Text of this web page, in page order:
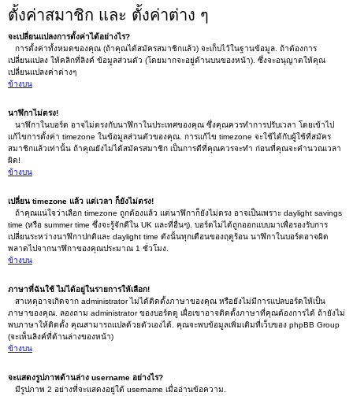
ตั้งค่าสมาชิก และ ตั้งค่าต่าง ๆ
จะเปลี่ยนแปลงการตั้งค่าได้อย่างไร?
การตั้งค่าทั้งหมดของคุณ (ถ้าคุณได้สมัครสมาชิกแล้ว) จะเก็บไว้ในฐานข้อมูล. ถ้าต้องการ
เปลี่ยนแปลง ให้คลิกที่ลิงค์ ข้อมูลส่วนตัว (โดยมากจะอยู่ด้านบนของหน้า). ซึ่งจะอนุญาตให้คุณ
เปลี่ยนแปลงค่าต่างๆ
ข้างบน
นาฬิกาไม่ตรง!
นาฬิกาในบอร์ด อาจไม่ตรงกับนาฬิกาในประเทศของคุณ ซึ่งคุณควรทำการปรับเวลา โดยเข้าไป
แก้ไขการตั้งค่า timezone ในข้อมูลส่วนตัวของคุณ. การแก้ไข timezone จะใช้ได้กับผู้ใช้ที่สมัคร
สมาชิกแล้วเท่านั้น ถ้าคุณยังไม่ได้สมัครสมาชิก เป็นการดีที่คุณควรจะทำ ก่อนที่คุณจะคำนวณเวลา
ผิด!
ข้างบน
เปลี่ยน timezone แล้ว แต่เวลา ก็ยังไม่ตรง!
ถ้าคุณแน่ใจว่าเลือก timezone ถูกต้องแล้ว แต่นาฬิกาก็ยังไม่ตรง อาจเป็นเพราะ daylight savings
time (หรือ summer time ซึ่งจะรู้จักดีใน UK และที่อื่นๆ). บอร์ดไม่ได้ถูกออกแบบมาเพื่อรองรับการ
เปลี่ยนระหว่างนาฬิกาปกติและ daylight time ดังนั้นทุกเดือนของฤดูร้อน นาฬิกาในบอร์ดอาจผิด
พลาดไปจากนาฬิกาของคุณประมาณ 1 ชั่วโมง.
ข้างบน
ภาษาที่ฉันใช้ ไม่ได้อยู่ในรายการให้เลือก!
สาเหตุอาจเกิดจาก administrator ไม่ได้ติดตั้งภาษาของคุณ หรือยังไม่มีการแปลบอร์ดให้เป็น
ภาษาของคุณ. ลองถาม administrator ของบอร์ดดู เผื่อเขาอาจติดตั้งภาษาที่คุณต้องการได้ ถ้ายังไม่
พบภาษาให้ติดตั้ง คุณสามารถแปลด้วยตัวเองได้. คุณจะพบข้อมูลเพิ่มเติมที่เว็บของ phpBB Group
(จะเห็นลิงค์ที่ด้านล่างของหน้า)
ข้างบน
จะแสดงรูปภาพด้านล่าง username อย่างไร?
มีรูปภาพ 2 อย่างที่จะแสดงอยู่ใต้ username เมื่ออ่านข้อความ.